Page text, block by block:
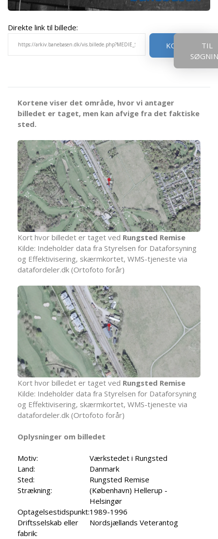
Direkte link til billede:
KOPIER
TIL
Kortene viser det område, hvor vi antager
billedet er taget, men kan afvige fra det faktiske
sted.
Kort hvor billedet er taget ved Rungsted Remise
Kilde: Indeholder data fra Styrelsen for Dataforsyning
og Effektivisering, skærmkortet, WMS-tjeneste via
datafordeler.dk (Ortofoto forår)
Kort hvor billedet er taget ved Rungsted Remise
Kilde: Indeholder data fra Styrelsen for Dataforsyning
og Effektivisering, skærmkortet, WMS-tjeneste via
datafordeler.dk (Ortofoto forår)
Oplysninger om billedet
Motiv:
Værkstedet i Rungsted
Land:
Danmark
Sted:
Rungsted Remise
Strækning:
(København) Hellerup -
Helsingør
Optagelsestidspunkt:1989-1996
Driftsselskab eller
fabrik:
Nordsjællands Veterantog